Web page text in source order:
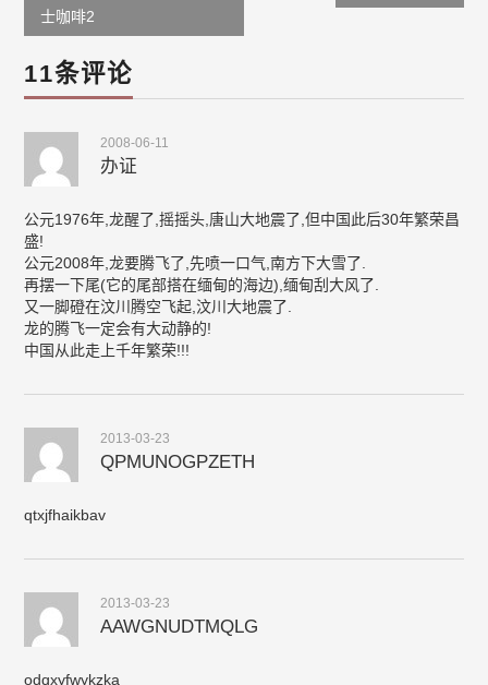
navigation
士咖啡2
11条评论
2008-06-11
办证
公元1976年,龙醒了,摇摇头,唐山大地震了,但中国此后30年繁荣昌
盛!
公元2008年,龙要腾飞了,先喷一口气,南方下大雪了.
再摆一下尾(它的尾部搭在缅甸的海边),缅甸刮大风了.
又一脚磴在汶川腾空飞起,汶川大地震了.
龙的腾飞一定会有大动静的!
中国从此走上千年繁荣!!!
2013-03-23
QPMUNOGPZETH
qtxjfhaikbav
2013-03-23
AAWGNUDTMQLG
odqxyfwykzka